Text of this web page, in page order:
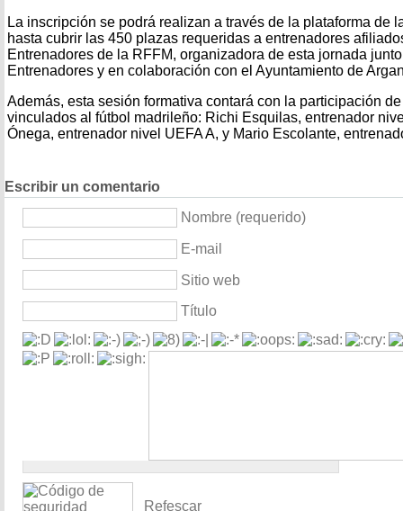
La inscripción se podrá realizan a través de la plataforma de
hasta cubrir las 450 plazas requeridas a entrenadores
Entrenadores de la RFFM, organizadora de esta jornada
Entrenadores y en colaboración con el Ayuntamiento de
Además, esta sesión formativa contará con la participación
vinculados al fútbol madrileño: Richi Esquilas, entrenador
Ónega, entrenador nivel UEFA A, y Mario Escolante,
Escribir un comentario
Nombre (requerido)
E-mail
Sitio web
Título
Refescar